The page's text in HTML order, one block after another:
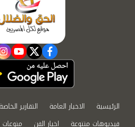
facebook
twitter
الرئيسية الاخبار العامة التقارير الخاصة
فيديوهات متنوعة
اخبار الفن